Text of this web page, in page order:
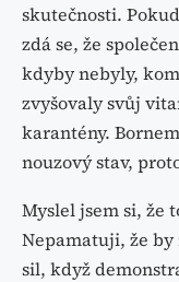
skutečnosti.
zdá se, že
kdyby nebyly,
zvyšovaly svůj
karantény.
nouzový stav,
Myslel jsem si, že
Nepamatuji, že
sil, když